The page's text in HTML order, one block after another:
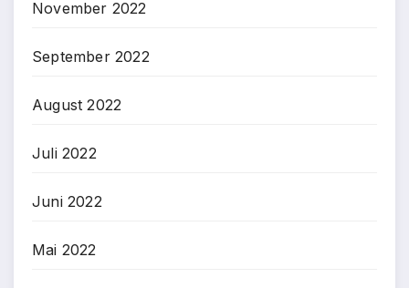
November 2022
September 2022
August 2022
Juli 2022
Juni 2022
Mai 2022